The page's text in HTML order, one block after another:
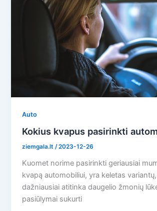
Auto
Kokius kvapus pasirinkti
ziemgala.lt/2023-12-26
Kuomet norime pasirinkti geriausiai
kvapą automobiliui, yra keletas
dažniausiai atitinka daugelio žmonių
pasiūlymai sukurti